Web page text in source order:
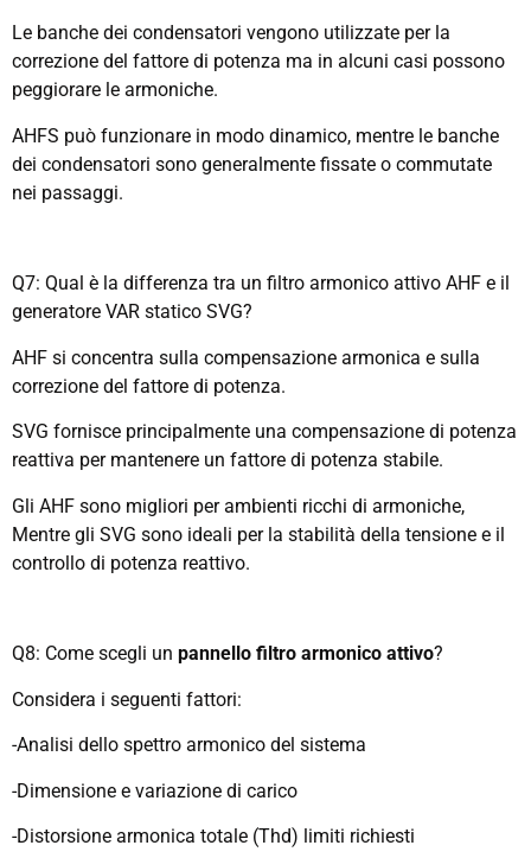
Le banche dei condensatori vengono utilizzate per la
correzione del fattore di potenza ma in alcuni casi possono
peggiorare le armoniche.
AHFS può funzionare in modo dinamico, mentre le banche
dei condensatori sono generalmente fissate o commutate
nei passaggi.
Q7: Qual è la differenza tra un filtro armonico attivo AHF e il
generatore VAR statico SVG?
AHF si concentra sulla compensazione armonica e sulla
correzione del fattore di potenza.
SVG fornisce principalmente una compensazione di potenza
reattiva per mantenere un fattore di potenza stabile.
Gli AHF sono migliori per ambienti ricchi di armoniche,
Mentre gli SVG sono ideali per la stabilità della tensione e il
controllo di potenza reattivo.
Q8: Come scegli un pannello filtro armonico attivo?
Considera i seguenti fattori:
-Analisi dello spettro armonico del sistema
-Dimensione e variazione di carico
-Distorsione armonica totale (Thd) limiti richiesti